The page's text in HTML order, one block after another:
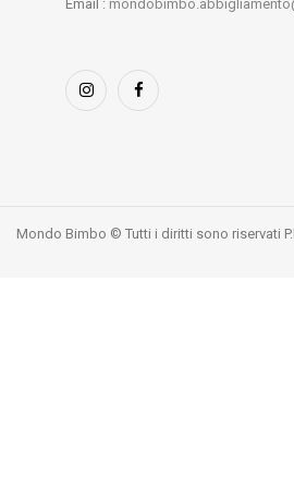
Email :
Mondo Bimbo © Tutti i diritti sono riservati